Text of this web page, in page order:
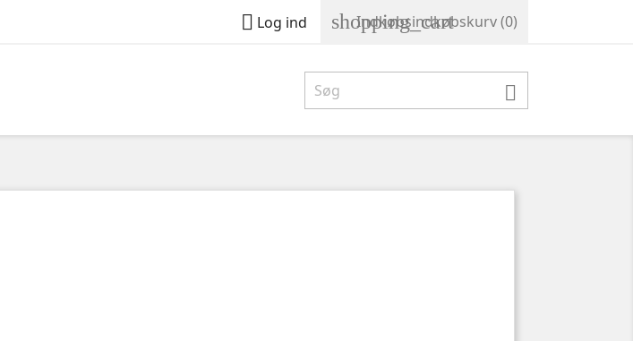
 Log ind shopping_cart
Indkøbsindkøbskurv(0)
